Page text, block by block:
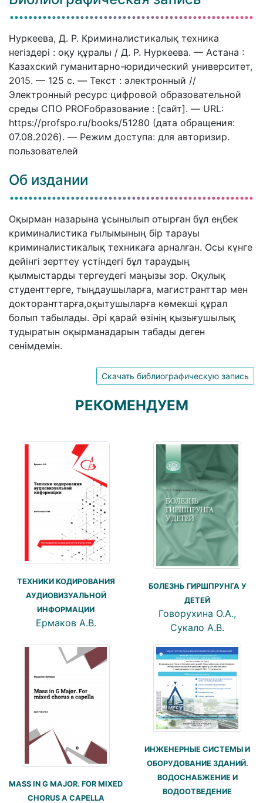
Нуркеева, Д. Р. Криминалистикалық техника
негіздері : оқу құралы / Д. Р. Нуркеева. — Астана :
Казахский гуманитарно-юридический университет,
2015. — 125 c. — Текст : электронный //
Электронный ресурс цифровой образовательной
среды СПО PROFобразование : [сайт]. — URL:
https://profspo.ru/books/51280 (дата обращения:
07.08.2026). — Режим доступа: для авторизир.
пользователей
Об издании
Оқырман назарына ұсынылып отырған бұл еңбек
криминалистика ғылымының бір тарауы
криминалистикалық техникаға арналған. Осы күнге
дейінгі зерттеу үстіндегі бұл тараудың
қылмыстарды тергеудегі маңызы зор. Оқулық
студенттерге, тыңдаушыларға, магистранттар мен
докторанттарға,оқытушыларға көмекші құрал
болып табылады. Әрі қарай өзінің қызығушылық
тудыратын оқырманадарын табады деген
сенімдемін.
Скачать библиографическую запись
РЕКОМЕНДУЕМ
ТЕХНИКИ КОДИРОВАНИЯ
АУДИОВИЗУАЛЬНОЙ
ИНФОРМАЦИИ
Ермаков А.В.
БОЛЕЗНЬ ГИРШПРУНГА У
ДЕТЕЙ
Говорухина О.А.,
Сукало А.В.
MASS IN G MAJOR. FOR MIXED
CHORUS A CAPELLA
ИНЖЕНЕРНЫЕ СИСТЕМЫ И
ОБОРУДОВАНИЕ ЗДАНИЙ.
ВОДОСНАБЖЕНИЕ И
ВОДООТВЕДЕНИЕ